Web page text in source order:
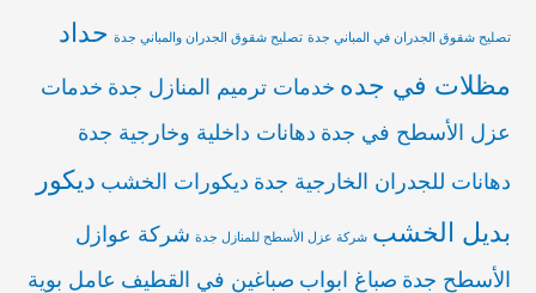
تصليح شقوق الجدران في المباني جدة تصليح شقوق الجدران والمباني جدة حداد
مظلات في جده خدمات ترميم المنازل جدة خدمات
عزل الأسطح في جدة دهانات داخلية وخارجية جدة
دهانات للجدران الخارجية جدة ديكورات الخشب ديكور
بديل الخشب شركة عزل الأسطح للمنازل جدة شركة عوازل
الأسطح جدة صباغ ابواب صباغين في القطيف عامل بوية